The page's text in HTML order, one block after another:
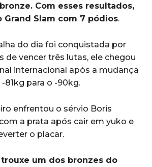
Com esses resultados,
Grand Slam com 7 pódios.
do dia foi conquistada por
de vencer três lutas, ele chegou
internacional após a mudança
81kg para o -90kg.
enfrentou o sérvio Boris
a prata após cair em yuko e
o placar.
um dos bronzes do